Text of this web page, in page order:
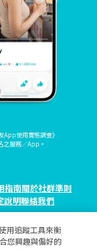
使用實態調查》
之服務／App。
指南關於社群準則
說明聯絡我們
用追蹤工具來衡
您興趣與偏好的